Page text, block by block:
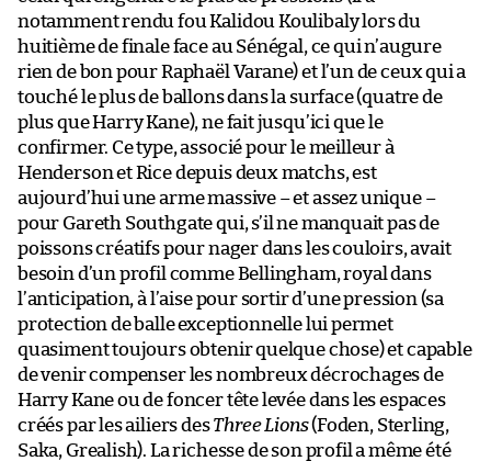
notamment rendu fou Kalidou Koulibaly lors du
huitième de finale face au Sénégal, ce qui n’augure
rien de bon pour Raphaël Varane) et l’un de ceux qui a
touché le plus de ballons dans la surface (quatre de
plus que Harry Kane), ne fait jusqu’ici que le
confirmer. Ce type, associé pour le meilleur à
Henderson et Rice depuis deux matchs, est
aujourd’hui une arme massive – et assez unique –
pour Gareth Southgate qui, s’il ne manquait pas de
poissons créatifs pour nager dans les couloirs, avait
besoin d’un profil comme Bellingham, royal dans
l’anticipation, à l’aise pour sortir d’une pression (sa
protection de balle exceptionnelle lui permet
quasiment toujours obtenir quelque chose) et capable
de venir compenser les nombreux décrochages de
Harry Kane ou de foncer tête levée dans les espaces
créés par les ailiers desThree Lions(Foden, Sterling,
Saka, Grealish). La richesse de son profil a même été